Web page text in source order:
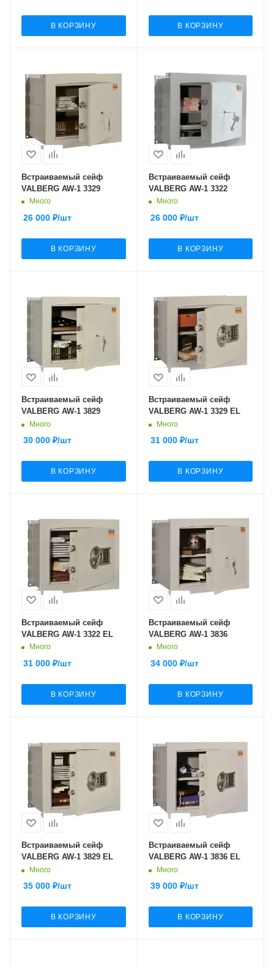
В КОРЗИНУ В КОРЗИНУ
Встраиваемый сейф
VALBERG AW-1 3329
Много
26 000 ₽/шт
В КОРЗИНУ
Встраиваемый сейф
VALBERG AW-1 3322
Много
26 000₽/шт
В КОРЗИНУ
Встраиваемый сейф
VALBERG AW-1 3829
Много
30 000 ₽/шт
В КОРЗИНУ
Встраиваемый сейф
VALBERG AW-1 3329 EL
Много
31 000₽/шт
В КОРЗИНУ
Встраиваемый сейф
VALBERG AW-1 3322 EL
Много
31 000 ₽/шт
В КОРЗИНУ
Встраиваемый сейф
VALBERG AW-1 3836
Много
34 000₽/шт
В КОРЗИНУ
Встраиваемый сейф
VALBERG AW-1 3829 EL
Много
35 000 ₽/шт
В КОРЗИНУ
Встраиваемый сейф
VALBERG AW-1 3836 EL
Много
39 000₽/шт
В КОРЗИНУ